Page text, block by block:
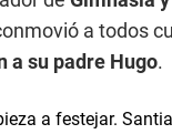
a todos
a su padre Hugo.